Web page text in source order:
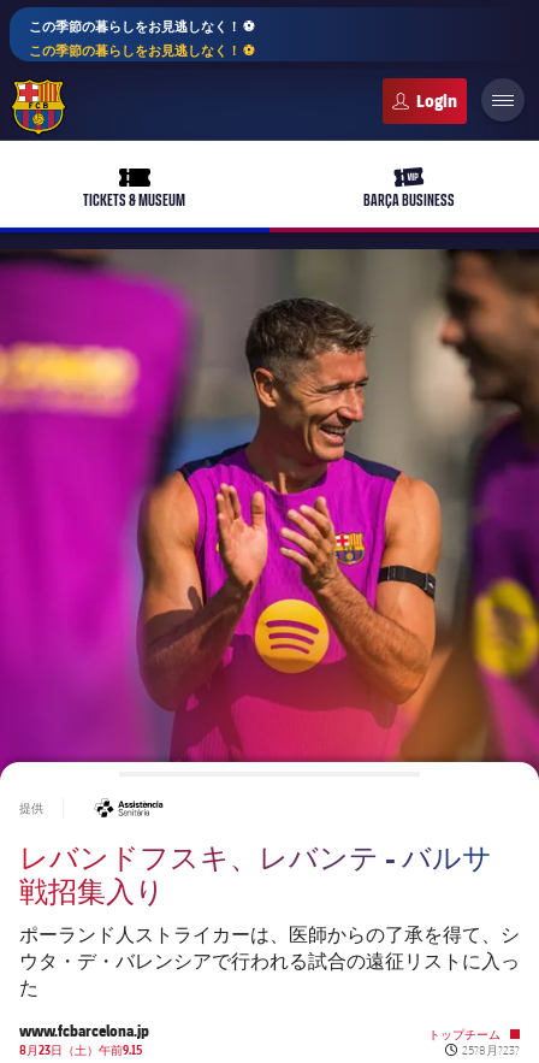
この季節の暮らしをお見逃しなく！ ⚽️
この季節の暮らしをお見逃しなく！ ⚽️
ticket-full
TICKETS & MUSEUM
ticket-vip
BARÇA BUSINESS
plusicon
label.aria.plus
バルサアカデミー
plusicon
label.aria.plus
10年毎
レジェンド
plusicon
label.aria.plus
プレスパス
トップチーム
女子サッカー
label.aria.plus
スケジュール
チケット
順位表
バルサAtlètic
plusicon
label.aria.plus
スケジュール
チケット
PLUSICON
LABEL.ARIA.PLUS
トップチーム
plusicon
label.aria.plus
スケジュール
チケット
結果
順位表
LABEL.ARIA.PLUS
トップチーム
チケット
結果
PLUSICON
LABEL.ARIA.PLUS
トップチーム
plusicon
label.aria.plus
スケジュール
チケット
トップチーム
plusicon
label.aria.plus
提供
レバンドフスキ、レバンテ - バルサ
戦招集入り
ポーランド人ストライカーは、医師からの了承を得て、シ
ウタ・デ・バレンシアで行われる試合の遠征リストに入っ
た
www.fcbarcelona.jp
8月23日（土）午前9.15
トップチーム
Published
25?8月?23?